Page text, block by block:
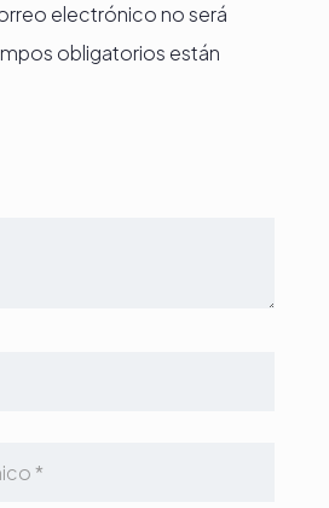
electrónico no será
obligatorios están